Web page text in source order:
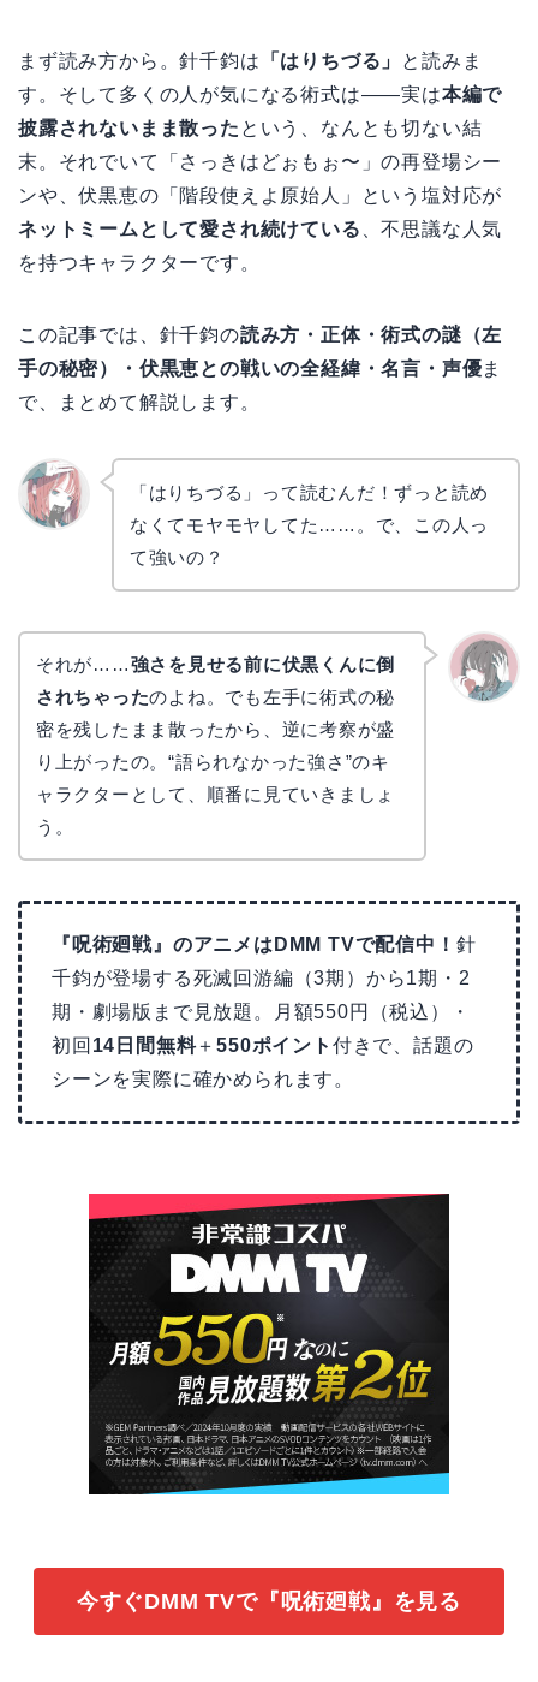
まず読み方から。針千鈞は 「はりちづる」
と読みま
す。そして多くの人が気になる術式は——実は本編で
披露されないまま散った という、なんとも切ない結
末。それでいて「さっきはどぉもぉ〜」の再登場シー
ンや、伏黒恵の「階段使えよ原始人」という塩対応が
ネットミームとして愛され続けている 、不思議な人気
を持つキャラクターです。
この記事では、針千鈞の読み方・正体・術式の謎（左
手の秘密）・伏黒恵との戦いの全経緯・名言・声優ま
で、まとめて解説します。
「はりちづる」って読むんだ！ずっと読め
なくてモヤモヤしてた……。で、この人っ
て強いの？
それが……強さを見せる前に伏黒くんに倒
されちゃったのよね。でも左手に術式の秘
密を残したまま散ったから、逆に考察が盛
り上がったの。“語られなかった強さ”のキ
ャラクターとして、順番に見ていきましょ
う。
『呪術廻戦』のアニメはDMM TVで配信中！ 針
千鈞が登場する死滅回游編（3期）から1期・2
期・劇場版まで見放題。月額550円（税込）・
初回 14日間無料＋550ポイント 付きで、話題の
シーンを実際に確かめられます。
今すぐDMM TVで『呪術廻戦』を見る